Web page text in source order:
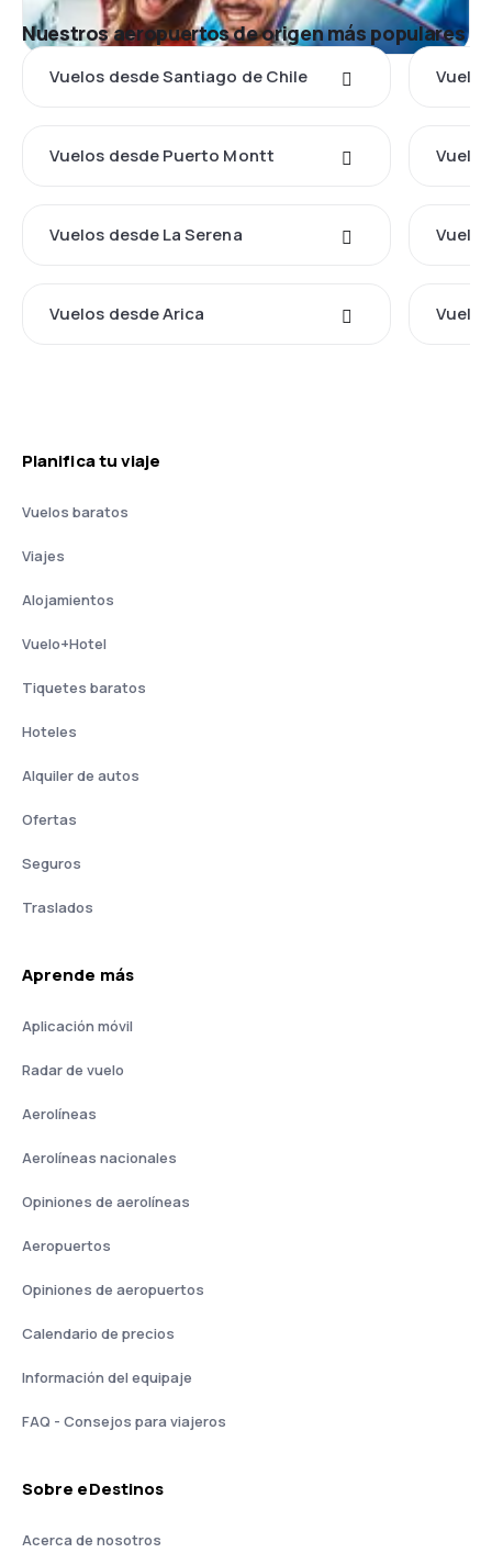
Nuestros aeropuertos de origen más populares
Vuelos desde Santiago de Chile
Vuelos desde Puerto Montt
Vuelos desde La Serena
Vuelos desde Arica
Planifica tu viaje
Vuelos baratos
Viajes
Alojamientos
Vuelo+Hotel
Tiquetes baratos
Hoteles
Alquiler de autos
Ofertas
Seguros
Traslados
Aprende más
Aplicación móvil
Radar de vuelo
Aerolíneas
Aerolíneas nacionales
Opiniones de aerolíneas
Aeropuertos
Opiniones de aeropuertos
Calendario de precios
Información del equipaje
FAQ - Consejos para viajeros
Sobre eDestinos
Acerca de nosotros